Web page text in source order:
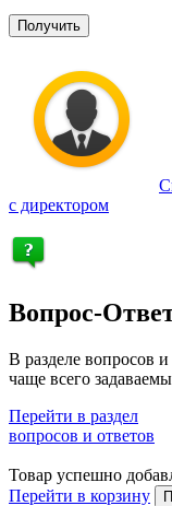
Получить
с директором
Вопрос-
В разделе вопросов
чаще всего
Перейти в раздел
вопросов и ответов
Товар успешно
Перейти в корзину